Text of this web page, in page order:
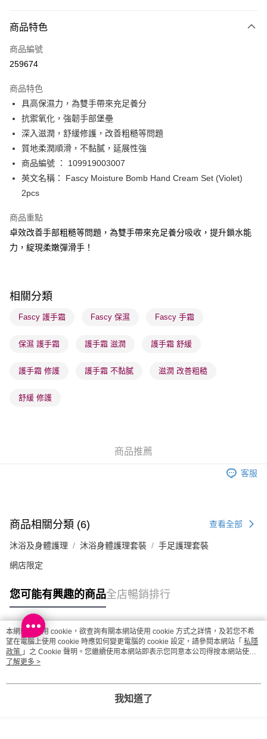
信用卡
Apple Pay
PayMe
WeChat Pay
BoC Pay
送貨方式
順豐自助櫃 - 確認發貨後1-3個工作天送達
順豐站及營業點 - 確認發貨後1-3個工作天送達
每筆HK$65.00，滿HK$300.00或以上免運費
每筆HK$65.00，滿HK$300.00或以上免運費
(香港門市) 只顯示可選門市。確認發貨後2-5個工作天到店，3天內
取。逾期會取消訂單，並不會安排重寄
(澳門門市) 只顯示可選門市。確認發貨後2-5個工作天到店，3天內
商品特色
商品編號
259674
商品特色
具高保濕力，為雙手帶來充足養分
抗禦氧化，強韌手部堡壘
深入滋潤，舒緩修護，改善粗糙等問題
質地柔潤順滑，不黏膩，延展性強
商品編號 ： 109919003007
英文名稱： Fascy Moisture Bomb Hand Cream Set (Violet)
2pcs
商品重點
卓效改善手部粗糙等問題，為雙手帶來充足養分吸收，提升鎖水能
力，綻現柔嫩彈滑手！
相關分類
Fascy 護手霜 Fascy 保濕 Fascy 手霜
保濕 護手霜 護手霜 滋潤 護手霜 舒緩
護手霜 修護 護手霜 不黏膩 滋潤 改善粗糙
舒緩 修護
商品推薦
客服
商品相關分類 (6) 查看全部
沐浴及身體護理 沐浴身體護理套裝 手足護理套裝
網店限定
您可能有興趣的商品全店暢銷排行
熱門標籤
熱銷排行
本網站中使用 cookie，欲查詢有關本網站使用 cookie 方式之詳情，及若您不希
望在電腦上使用 cookie 時應如何變更電腦的 cookie 設定，請參閱本網站「 私隱
政策 」之 Cookie 聲明。您繼續使用本網站即表示您同意本公司得按本網站使用
條款之 Cookie 聲明使用 cookie。
了解更多 >
我知道了